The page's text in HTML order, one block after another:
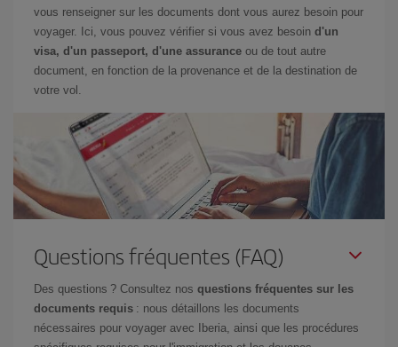
vous renseigner sur les documents dont vous aurez besoin pour
voyager. Ici, vous pouvez vérifier si vous avez besoin d'un
visa, d'un passeport, d'une assurance ou de tout autre
document, en fonction de la provenance et de la destination de
votre vol.
Questions fréquentes (FAQ)
Des questions ? Consultez nos questions fréquentes sur les
documents requis : nous détaillons les documents
nécessaires pour voyager avec Iberia, ainsi que les procédures